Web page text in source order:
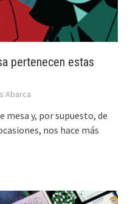
pertenecen estas
Abarca
mesa y, por supuesto, de
nos hace más